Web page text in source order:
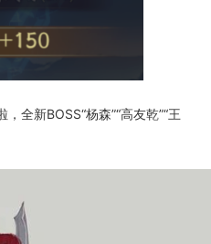
全新BOSS“杨森”“高友乾”“王